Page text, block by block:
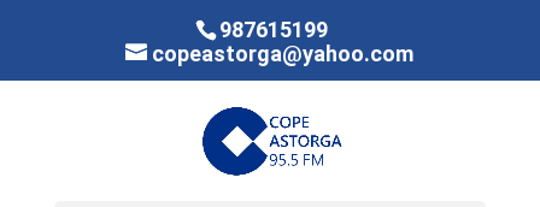
987615199
copeastorga@yahoo.com